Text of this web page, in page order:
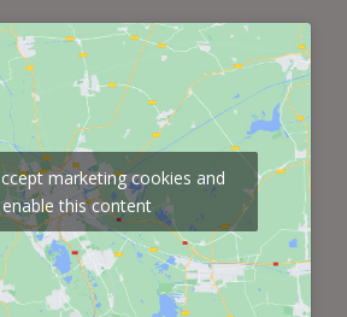
marketing cookies and
enable this content